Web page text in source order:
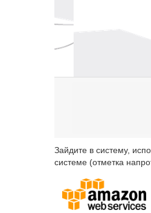
Зайдите в систему,
системе (отметка